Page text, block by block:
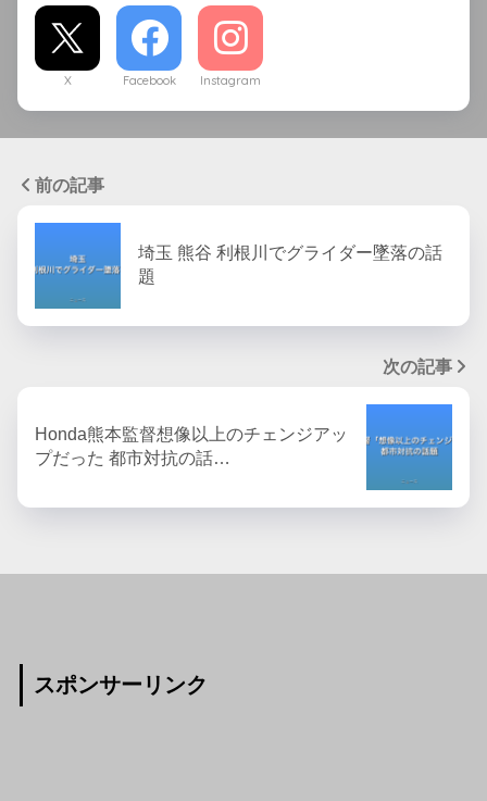
X Facebook Instagram
前の記事
埼玉 熊谷 利根川でグライダー墜落の話
題
次の記事
Honda熊本監督想像以上のチェンジアッ
プだった 都市対抗の話…
スポンサーリンク